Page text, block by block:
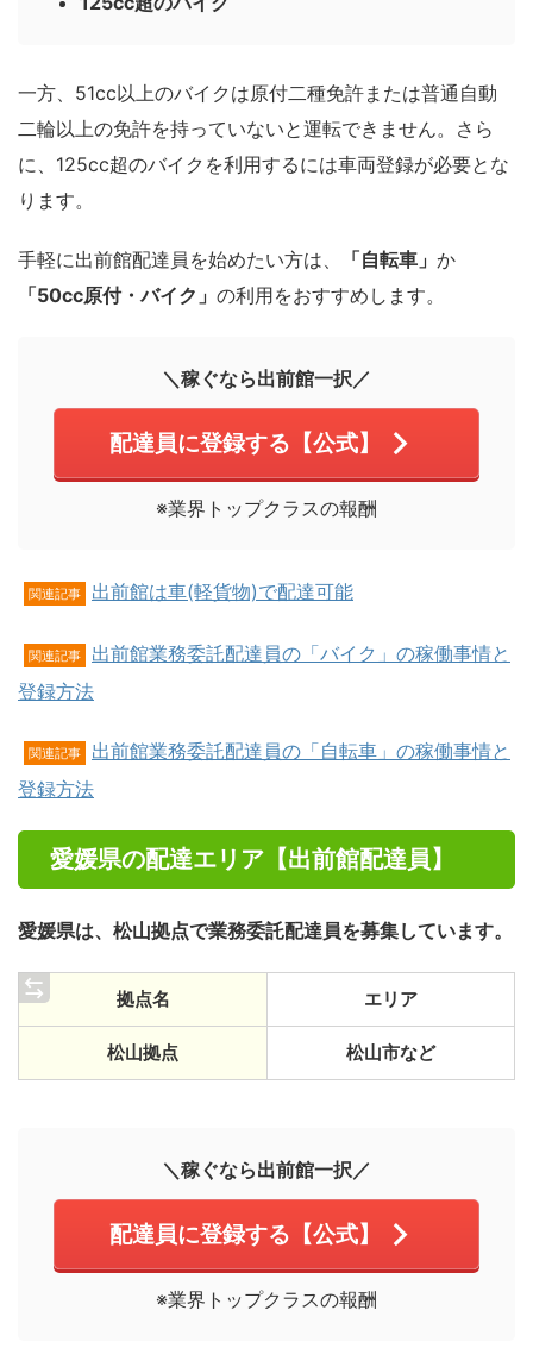
一方、51cc以上のバイクは原付二種免許または普通自動
二輪以上の免許を持っていないと運転できません。さら
に、125cc超のバイクを利用するには車両登録が必要とな
ります。
手軽に出前館配達員を始めたい方は、 「自転車」 か
「50cc原付・バイク」 の利用をおすすめします。
＼稼ぐなら出前館一択／
配達員に登録する【公式】
※業界トップクラスの報酬
関連記事 出前館は車(軽貨物)で配達可能
関連記事
出前館業務委託配達員の「バイク」の稼働事情と
登録方法
関連記事
出前館業務委託配達員の「自転車」の稼働事情と
登録方法
愛媛県の配達エリア【出前館配達員】
愛媛県は、 松山拠点で業務委託配達員を募集しています。
拠点名 エリア
松山拠点 松山市など
＼稼ぐなら出前館一択／
配達員に登録する【公式】
※業界トップクラスの報酬